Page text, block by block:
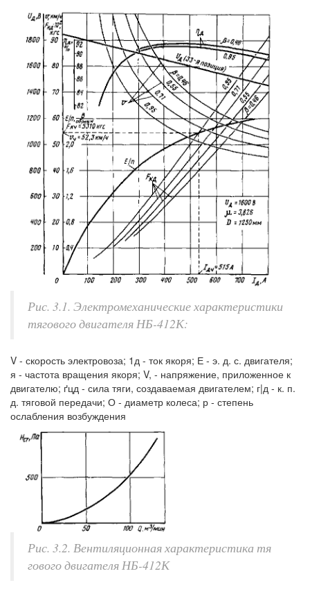
Рис. 3.1. Электромеханические характеристики
тягового двигателя НБ-412К:
V - скорость электровоза; 1д - ток якоря; Е - э. д. с. двигателя;
я - частота вращения якоря; V, - напряжение, приложенное к
двигателю; ґцд - сила тяги, создаваемая двигателем; г|д - к. п.
д. тяговой передачи; О - диаметр колеса; р - степень
ослабления возбуждения
Рис. 3.2. Вентиляционная характеристика тя
гового двигателя НБ-412К